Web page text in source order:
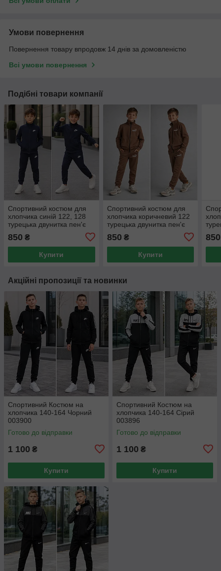
Умови повернення
Повернення товару впродовж 14 днів за домовленістю
Всі умови повернення
Подібні товари компанії
Спортивний костюм для
хлопчика синій 122, 128
турецька двунитка пен'є
850 ₴
Купити
Спортивний костюм для
хлопчика коричневий 122
турецька двунитка пен'є
850 ₴
Купити
850
Акційні пропозиції та новинки
Спортивний Костюм на
хлопчика 140-164 Чорний
003900
Готово до відправки
1 100 ₴
Купити
Спортивний Костюм на
хлопчика 140-164 Сірий
003896
Готово до відправки
1 100 ₴
Купити